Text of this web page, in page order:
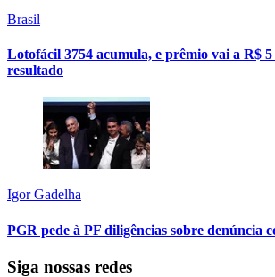
Brasil
Lotofácil 3754 acumula, e prêmio vai a R$ 5
resultado
Igor Gadelha
PGR pede à PF diligências sobre denúncia
Siga nossas redes